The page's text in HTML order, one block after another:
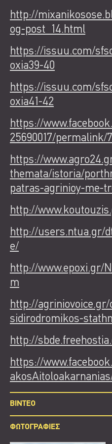
http://
og-post_14.html
https://issuu.com/
oxia39-40
https://issuu.com/
oxia41-42
https://
25690017/permalink/
https://
themata/istoria/
patras-agrinioy-me-
http://
http://users.ntua.gr/
e/
http://www.epoxi.gr/
m
http://agriniovoice.gr/
sidirodromikos-
http://
https://
BINTEO
ΦΩΤΟΓΡΑΦΙΕΣ